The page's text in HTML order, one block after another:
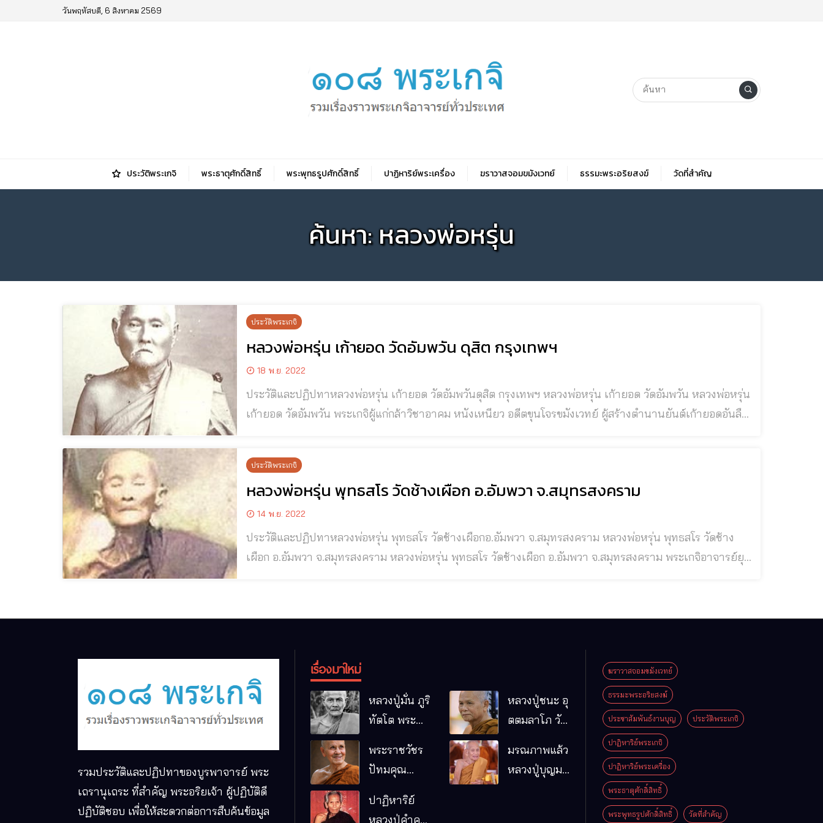
วันพฤหัสบดี, 6 สิงหาคม 2569
ประวัติพระเกจิ พระธาตุศักดิ์สิทธิ์ พระพุทธรูปศักดิ์สิทธิ์ ปาฏิหาริย์พระเครื่อง ฆราวาสจอมขมังเวทย์ ธรรมะพระอริยสงฆ์ วัดที่สําคัญ
ค้นหา: หลวงพ่อหรุ่น
ประวัติพระเกจิ
หลวงพ่อหรุ่น เก้ายอด วัดอัมพวัน ดุสิต กรุงเทพฯ
18 พ.ย. 2022
ประวัติและปฏิปทาหลวงพ่อหรุ่น เก้ายอด วัดอัมพวันดุสิต กรุงเทพฯ หลวงพ่อหรุ่น เก้ายอด วัดอัมพวัน หลวงพ่อหรุ่น
เก้ายอด วัดอัมพวัน พระเกจิผู้แก่กล้าวิชาอาคม หนังเหนียว อดีตขุนโจรขมังเวทย์ ผู้สร้างตำนานยันต์เก้ายอดอันลือ
ประวัติพระเกจิ
หลวงพ่อหรุ่น พุทธสโร วัดช้างเผือก อ.อัมพวา จ.สมุทรสงคราม
14 พ.ย. 2022
ประวัติและปฏิปทาหลวงพ่อหรุ่น พุทธสโร วัดช้างเผือกอ.อัมพวา จ.สมุทรสงคราม หลวงพ่อหรุ่น พุทธสโร วัดช้าง
เผือก อ.อัมพวา จ.สมุทรสงคราม หลวงพ่อหรุ่น พุทธสโร วัดช้างเผือก อ.อัมพวา จ.สมุทรสงคราม พระเกจิอาจารย์ยุค
รวมประวัติและปฏิปทาของบูรพาจารย์ พระ
เถรานุเถระ ที่สำคัญ พระอริยเจ้า ผู้ปฏิบัติดี
ปฏิบัติชอบ เพื่อให้สะดวกต่อการสืบค้นข้อมูล
เรื่องมาใหม่
หลวงปู่มั่น ภูริ
ทัตโต พระ
พระกรรมฐาน
หลวงปู่ชนะ อุ
ตตมลาโภ วัด
จ.มหาสารคาม
พระราชวัชร
ปัทมคุณ
เกตุ ปทุมสิโร)
มรณภาพแล้ว
หลวงปู่บุญมา
ปาฏิหาริย์
หลวงปู่คำคะ
ฆราวาสจอมขมังเวทย์
ธรรมะพระอริยสงฆ์
ประชาสัมพันธ์งานบุญ ประวัติพระเกจิ
ปาฏิหาริย์พระเกจิ
ปาฏิหาริย์พระเครื่อง
พระธาตุศักดิ์สิทธิ์
พระพุทธรูปศักดิ์สิทธิ์ วัดที่สําคัญ